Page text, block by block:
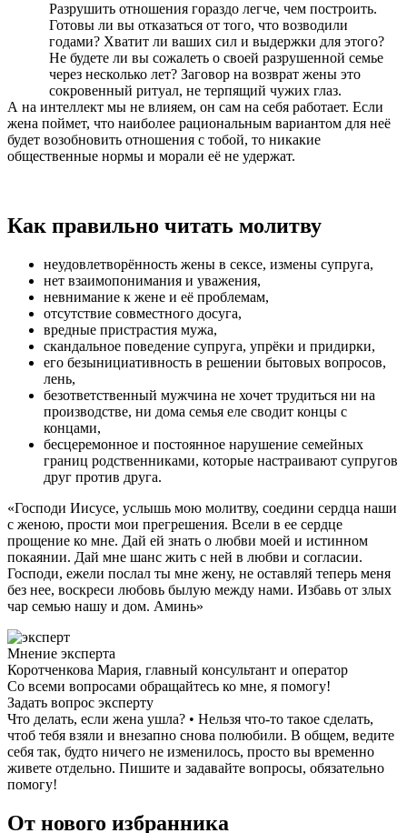
Разрушить отношения гораздо легче, чем построить.
Готовы ли вы отказаться от того, что возводили
годами? Хватит ли ваших сил и выдержки для этого?
Не будете ли вы сожалеть о своей разрушенной семье
через несколько лет? Заговор на возврат жены это
сокровенный ритуал, не терпящий чужих глаз.
А на интеллект мы не влияем, он сам на себя работает. Если
жена поймет, что наиболее рациональным вариантом для неё
будет возобновить отношения с тобой, то никакие
общественные нормы и морали её не удержат.
Как правильно читать молитву
неудовлетворённость жены в сексе, измены супруга,
нет взаимопонимания и уважения,
невнимание к жене и её проблемам,
отсутствие совместного досуга,
вредные пристрастия мужа,
скандальное поведение супруга, упрёки и придирки,
его безынициативность в решении бытовых вопросов,
лень,
безответственный мужчина не хочет трудиться ни на
производстве, ни дома семья еле сводит концы с
концами,
бесцеремонное и постоянное нарушение семейных
границ родственниками, которые настраивают супругов
друг против друга.
«Господи Иисусе, услышь мою молитву, соедини сердца наши
с женою, прости мои прегрешения. Всели в ее сердце
прощение ко мне. Дай ей знать о любви моей и истинном
покаянии. Дай мне шанс жить с ней в любви и согласии.
Господи, ежели послал ты мне жену, не оставляй теперь меня
без нее, воскреси любовь былую между нами. Избавь от злых
чар семью нашу и дом. Аминь»
Мнение эксперта
Коротченкова Мария, главный консультант и оператор
Со всеми вопросами обращайтесь ко мне, я помогу!
Задать вопрос эксперту
Что делать, если жена ушла? • Нельзя что-то такое сделать,
чтоб тебя взяли и внезапно снова полюбили. В общем, ведите
себя так, будто ничего не изменилось, просто вы временно
живете отдельно. Пишите и задавайте вопросы, обязательно
помогу!
От нового избранника